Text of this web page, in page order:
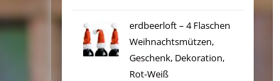
erdbeerloft – 4 Flaschen
Weihnachtsmützen,
Geschenk, Dekoration,
Rot-Weiß